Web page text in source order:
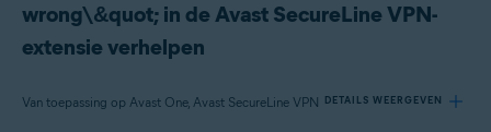
wrong\&quot; in de Avast SecureLine VPN-
extensie verhelpen
Van toepassing op Avast One, Avast SecureLine VPN DETAILS WEERGEVEN